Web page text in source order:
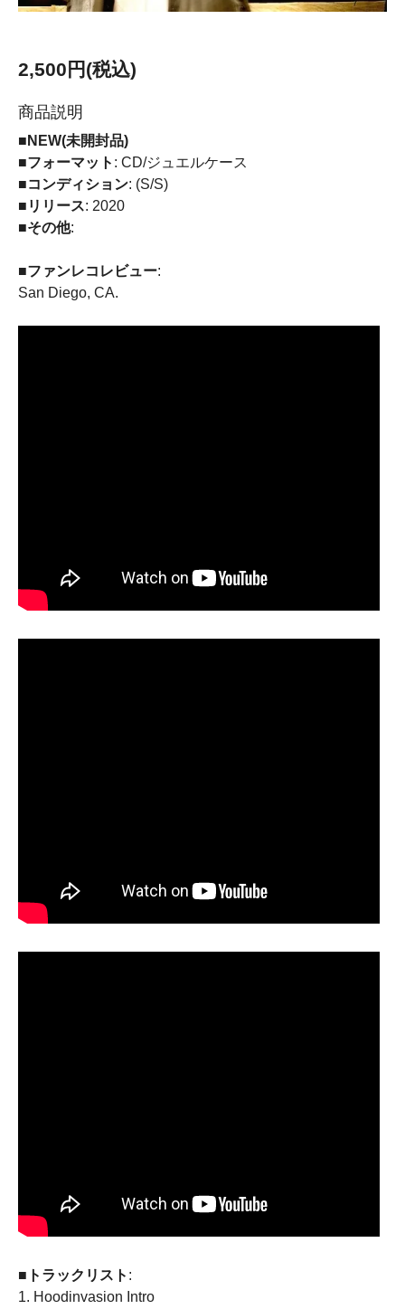
2,500円(税込)
商品説明
■NEW(未開封品)
■フォーマット : CD/ジュエルケース
■コンディション: (S/S)
■リリース: 2020
■その他:
■ファンレコレビュー:
San Diego, CA.
■トラックリスト :
1. Hoodinvasion Intro